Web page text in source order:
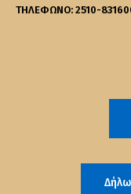
ΤΗΛΕΦΩΝΟ: 2510-